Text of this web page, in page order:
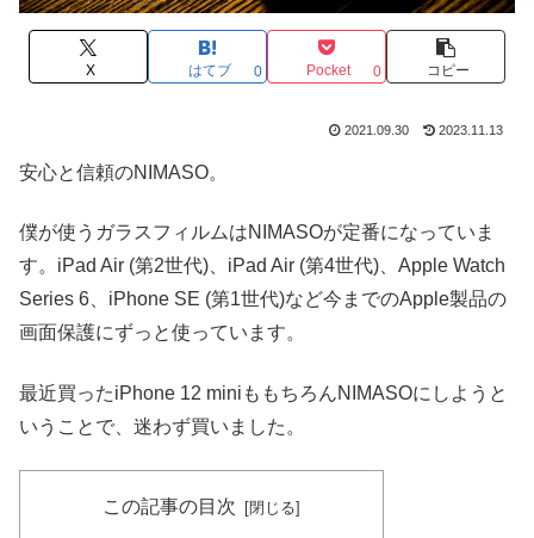
X はてブ 0 Pocket 0 コピー
2021.09.30 2023.11.13
安心と信頼のNIMASO。
僕が使うガラスフィルムはNIMASOが定番になっていま
す。iPad Air (第2世代)、iPad Air (第4世代)、Apple Watch
Series 6、iPhone SE (第1世代)など今までのApple製品の
画面保護にずっと使っています。
最近買ったiPhone 12 miniももちろんNIMASOにしようと
いうことで、迷わず買いました。
この記事の目次